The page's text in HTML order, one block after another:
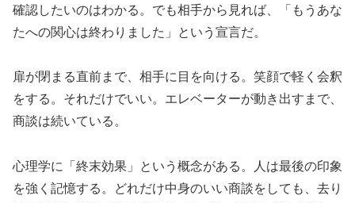
確認したいのはわかる。でも相手から見れば、「もうあな
たへの関心は終わりました」という宣言だ。
扉が閉まる直前まで、相手に目を向ける。笑顔で軽く会釈
をする。それだけでいい。エレベーターが動き出すまで、
商談は続いている。
心理学に「終末効果」という概念がある。人は最後の印象
を強く記憶する。どれだけ中身のいい商談をしても、去り